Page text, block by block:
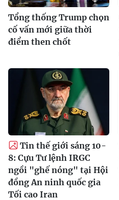
Tổng thống Trump chọn
cố vấn mới giữa thời
điểm then chốt
Tin thế giới sáng 10-
8: Cựu Tư lệnh IRGC
ngồi "ghế nóng" tại Hội
đồng An ninh quốc gia
Tối cao Iran